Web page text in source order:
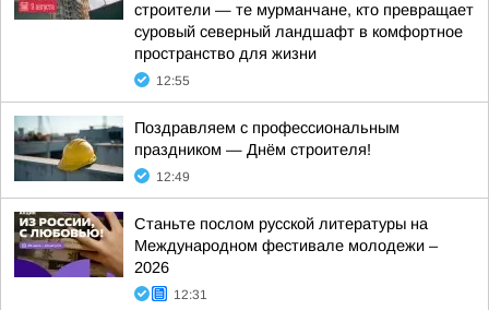
строители — те мурманчане, кто превращает
суровый северный ландшафт в комфортное
пространство для жизни
12:55
Поздравляем с профессиональным
праздником — Днём строителя!
12:49
Станьте послом русской литературы на
Международном фестивале молодежи –
2026
12:31